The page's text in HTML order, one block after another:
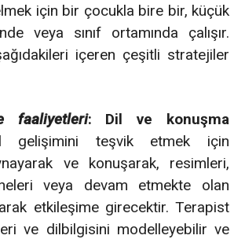
için bir çocukla bire bir, küçük
veya sınıf ortamında çalışır.
içeren çeşitli stratejiler
faaliyetleri:
Dil ve konuşma
teşvik etmek için
ve konuşarak, resimleri,
veya devam etmekte olan
etkileşime girecektir. Terapist
ve dilbilgisini modelleyebilir ve